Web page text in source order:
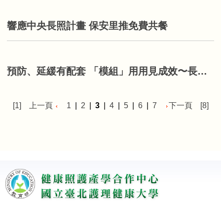
響應中央長照計畫 保安里推免費共餐
預防、延緩有配套 「模組」用用見成效〜長照2.0創新照護服務計畫開跑!
[1] 上一頁 1 2 3| 4| 5| 6| 7 下一頁 [8]